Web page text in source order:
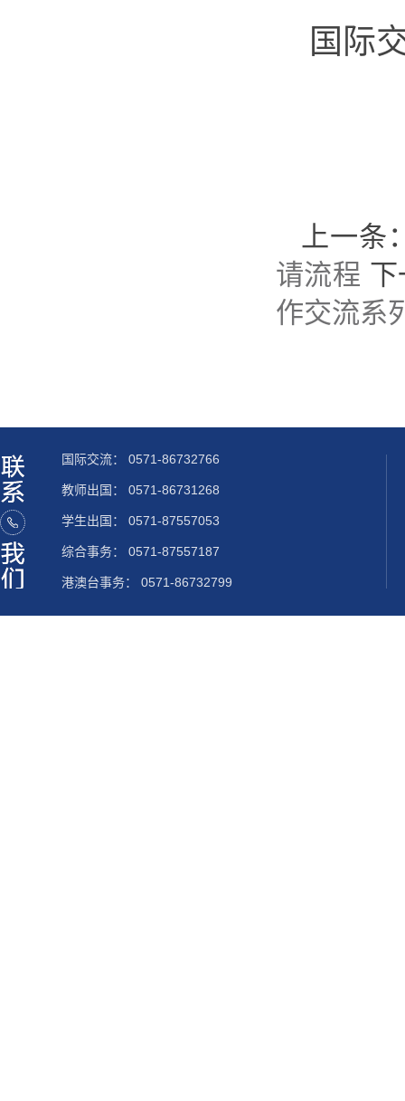
国际
上一条
请流程 下
作交流系
国际交流： 0571-86732766
教师出国： 0571-86731268
学生出国： 0571-87557053
综合事务： 0571-87557187
港澳台事务： 0571-86732799